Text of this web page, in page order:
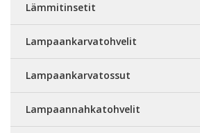
Lämmitinsetit
Lampaankarvatohvelit
Lampaankarvatossut
Lampaannahkatohvelit